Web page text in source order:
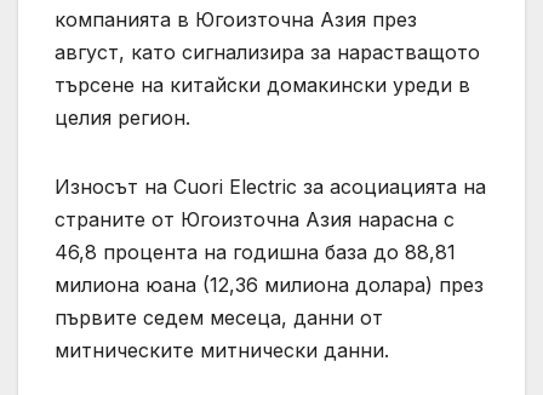
компанията в Югоизточна Азия през
август, като сигнализира за нарастващото
търсене на китайски домакински уреди в
целия регион.
Износът на Cuori Electric за асоциацията на
страните от Югоизточна Азия нарасна с
46,8 процента на годишна база до 88,81
милиона юана (12,36 милиона долара) през
първите седем месеца, данни от
митническите митнически данни.